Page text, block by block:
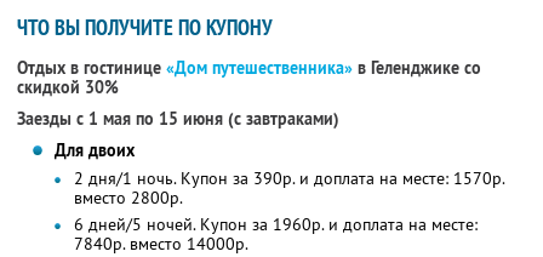
ЧТО ВЫ ПОЛУЧИТЕ ПО КУПОНУ
Отдых в гостинице «Дом путешественника» в Геленджике со
скидкой 30%
Заезды с 1 мая по 15 июня (с завтраками)
Для двоих
2 дня/1 ночь. Купон за 390р. и доплата на месте: 1570р.
вместо 2800р.
6 дней/5 ночей. Купон за 1960р. и доплата на месте:
7840р. вместо 14000р.